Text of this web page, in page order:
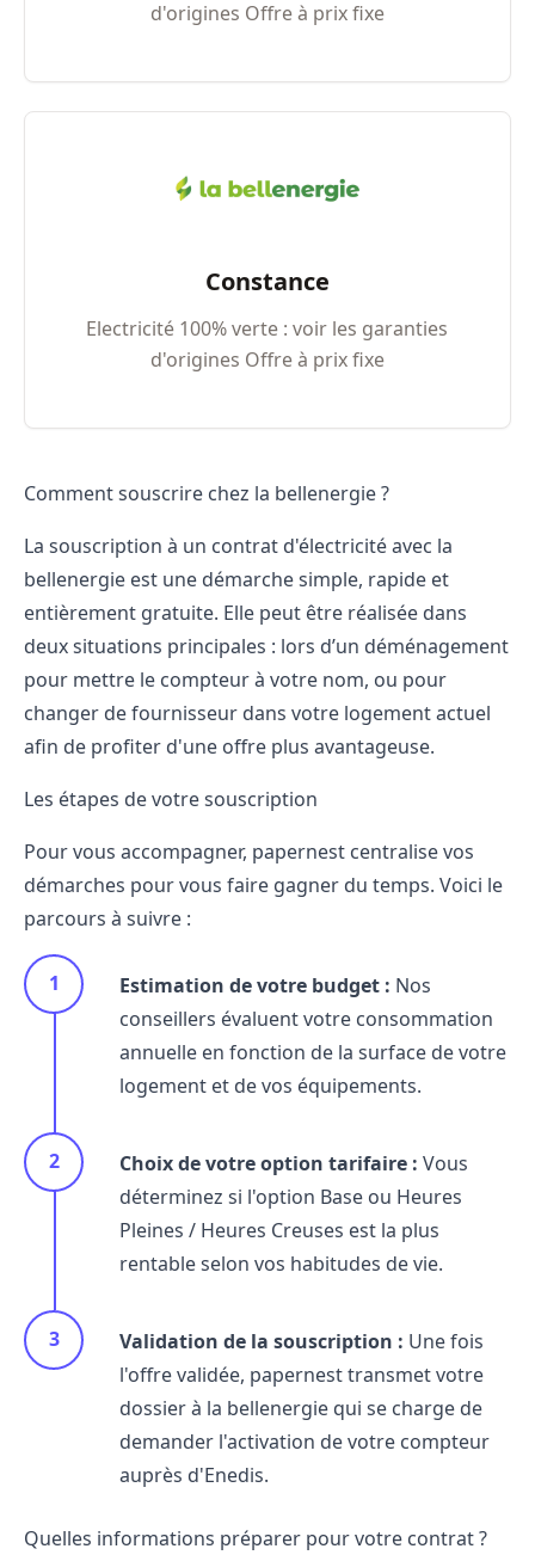
d'origines Offre à prix fixe
Constance
Electricité 100% verte : voir les garanties
d'origines Offre à prix fixe
Comment souscrire chez la bellenergie ?
La souscription à un contrat d'électricité avec la
bellenergie est une démarche simple, rapide et
entièrement gratuite. Elle peut être réalisée dans
deux situations principales : lors d’un déménagement
pour mettre le compteur à votre nom, ou pour
changer de fournisseur dans votre logement actuel
afin de profiter d'une offre plus avantageuse.
Les étapes de votre souscription
Pour vous accompagner, papernest centralise vos
démarches pour vous faire gagner du temps. Voici le
parcours à suivre :
Estimation de votre budget : Nos
conseillers évaluent votre consommation
annuelle en fonction de la surface de votre
logement et de vos équipements.
Choix de votre option tarifaire : Vous
déterminez si l'option Base ou Heures
Pleines / Heures Creuses est la plus
rentable selon vos habitudes de vie.
Validation de la souscription : Une fois
l'offre validée, papernest transmet votre
dossier à la bellenergie qui se charge de
demander l'activation de votre compteur
auprès d'Enedis.
Quelles informations préparer pour votre contrat ?